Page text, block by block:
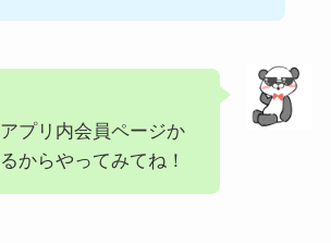
プリ内会員ページか
からやってみてね！